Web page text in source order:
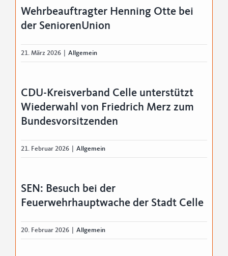
Wehrbeauftragter Henning Otte bei
der SeniorenUnion
21. März 2026 Allgemein
CDU-Kreisverband Celle unterstützt
Wiederwahl von Friedrich Merz zum
Bundesvorsitzenden
21. Februar 2026 Allgemein
SEN: Besuch bei der
Feuerwehrhauptwache der Stadt Celle
20. Februar 2026 Allgemein